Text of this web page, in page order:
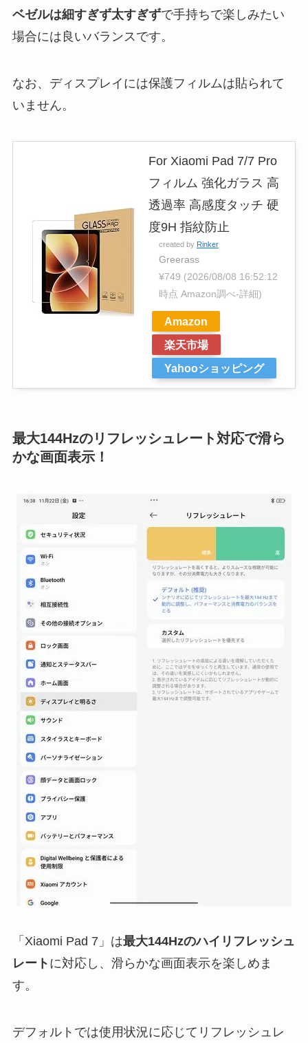
ベゼルは細すぎず太すぎずで手持ちで楽しみたい
場合には良いバランスです。
なお、ディスプレイには保護フィルムは貼られて
いません。
For Xiaomi Pad 7/7 Pro
フィルム 強化ガラス 高
透過率 高感度タッチ 硬
度9H 指紋防止
created by Rinker
Greerass
¥749 (2026/08/08 16:52:12
時点 Amazon調べ-詳細)
Amazon
楽天市場
Yahooショッピング
最大144Hzのリフレッシュレート対応で滑ら
かな画面表示！
「Xiaomi Pad 7」は最大144Hzのハイリフレッシュ
レート に対応し、滑らかな画面表示を楽しめま
す。
デフォルトでは使用状況に応じてリフレッシュレ